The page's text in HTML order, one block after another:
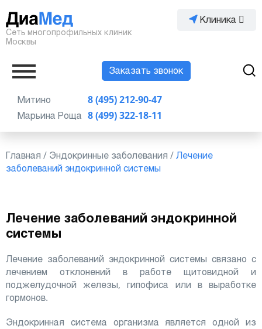
Сеть многопрофильных клиник
Москвы
Клиника
Заказать звонок
8 (495) 212-90-47
Митино
8 (499) 322-18-11
Марьина Роща
Главная / Эндокринные заболевания / Лечение
заболеваний эндокринной системы
Лечение заболеваний эндокринной
системы
Лечение заболеваний эндокринной системы связано с
лечением отклонений в работе щитовидной и
поджелудочной железы, гипофиса или в выработке
гормонов.
Эндокринная система организма является одной из